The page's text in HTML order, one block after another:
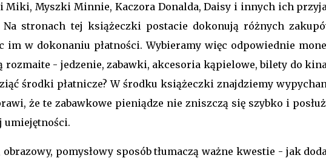
Miki, Myszki Minnie, Kaczora Donalda, Daisy i innych ich
stronach tej książeczki postacie dokonują różnych
im w dokonaniu płatności. Wybieramy więc odpowiednie
rozmaite - jedzenie, zabawki, akcesoria kąpielowe, bilety do
środki płatnicze? W środku książeczki znajdziemy
że te zabawkowe pieniądze nie zniszczą się szybko i
umiejętności.
pomysłowy sposób tłumaczą ważne kwestie - jak